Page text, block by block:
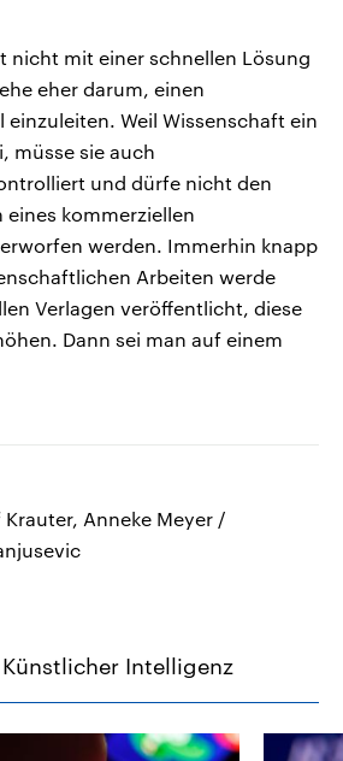
nicht mit einer schnellen Lösung
eher darum, einen
einzuleiten. Weil Wissenschaft ein
müsse sie auch
und dürfe nicht den
eines kommerziellen
werden. Immerhin knapp
Arbeiten werde
Verlagen veröffentlicht, diese
Dann sei man auf einem
Anneke Meyer /
Intelligenz